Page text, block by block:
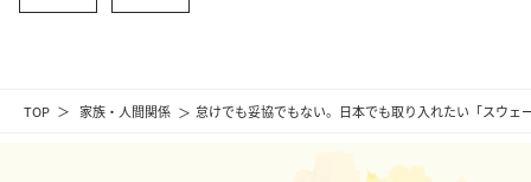
TOP 家族・人間関係 怠けでも妥協でもない。日本でも取り入れたい「スウェ